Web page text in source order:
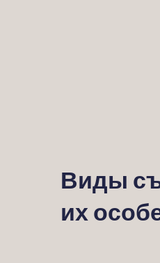
Виды
их